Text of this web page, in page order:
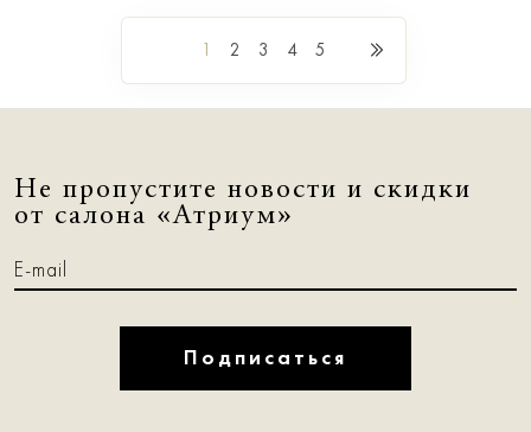
1 2 3 4 5
Не пропустите новости и скидки
от салона «Атриум»
Подписаться